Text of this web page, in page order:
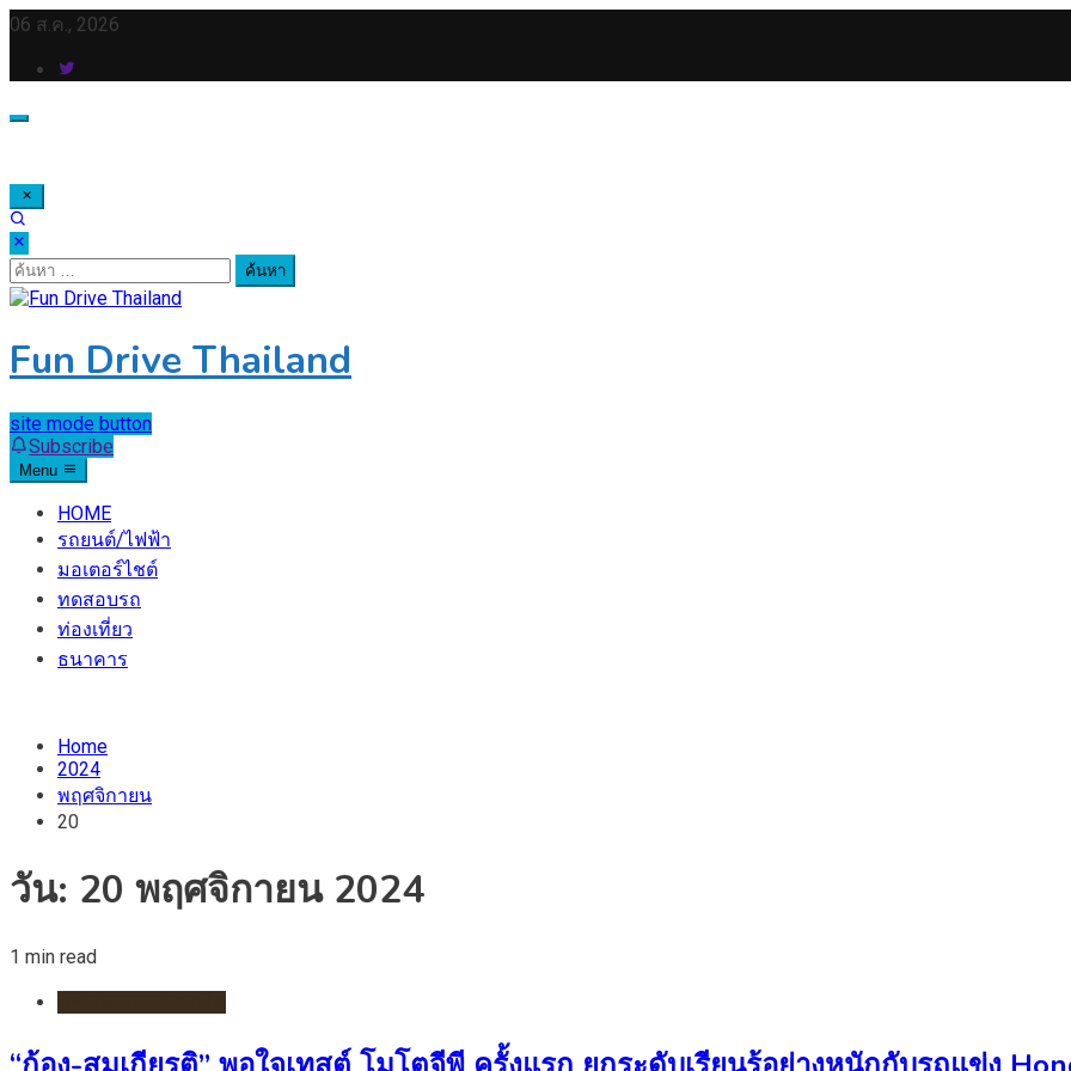
Skip
content
06 ส.ค., 2026
ค้นหา
สำหรับ:
Fun Drive Thailand
site mode button
Subscribe
Menu
HOME
รถยนต์/ไฟฟ้า
มอเตอร์ไชต์
ทดสอบรถ
ท่องเที่ยว
ธนาคาร
Home
2024
พฤศจิกายน
20
วัน: 20 พฤศจิกายน 2024
1 min read